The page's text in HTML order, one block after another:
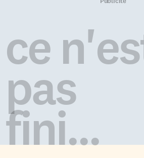
faire. Il est un conteur hors pair
qui aime plonger […]
de
ce
pas
fini...